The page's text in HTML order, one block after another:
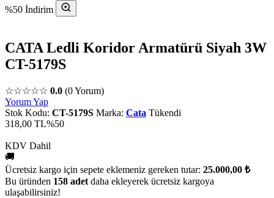
%50 İndirim
CATA Ledli Koridor Armatürü Siyah 3W
CT-5179S
☆☆☆☆☆ 0.0 (0 Yorum)
Yorum Yap
Stok Kodu: CT-5179S Marka: Cata Tükendi
318,00 TL%50
KDV Dahil
🚚
Ücretsiz kargo için sepete eklemeniz gereken tutar: 25.000,00 ₺
Bu üründen 158 adet daha ekleyerek ücretsiz kargoya
ulaşabilirsiniz!